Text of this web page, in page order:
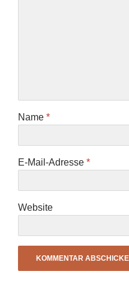
Name *
E-Mail-Adresse *
Website